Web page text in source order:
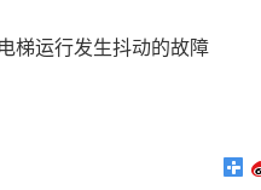
梯运行发生抖动的故障